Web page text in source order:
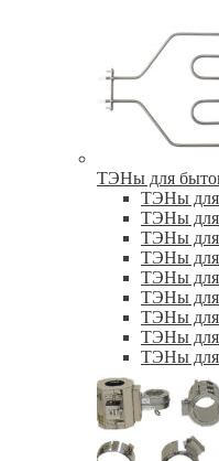
ТЭНы для
ТЭНы для
ТЭНы для
ТЭНы для
ТЭНы для
ТЭНы для
ТЭНы для
ТЭНы для
ТЭНы для
ТЭНы для